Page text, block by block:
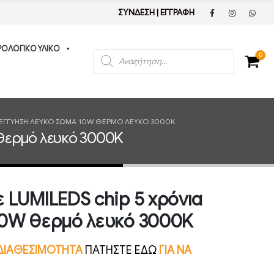
ΣΥΝΔΕΣΗ| ΕΓΓΡΑΦΗ
ΥΛΙΚΟ
Products
search
0
ΕΓΓΎΗΣΗ ΛΕΥΚΌ ΣΏΜΑ 10W ΘΕΡΜΌ ΛΕΥΚΌ 3000K
λευκό 3000K
chip 5 χρόνια
θερμό λευκό 3000K
ΠΑΤΗΣΤΕ ΕΔΩ ΓΙΑ ΝΑ